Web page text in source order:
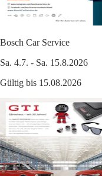
Bosch Car Service
Sa. 4.7. - Sa. 15.8.2026
Gültig bis 15.08.2026